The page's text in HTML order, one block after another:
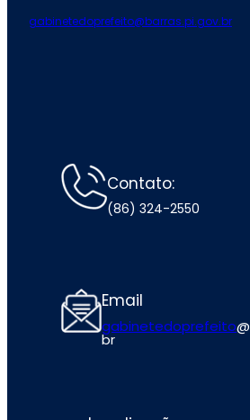
gabinetedoprefeito@barras.pi.gov.br
Contato:
(86) 324-2550
Email
gabinetedoprefeito
br